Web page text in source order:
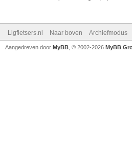
Ligfietsers.nl Naar boven Archiefmodus
Aangedreven door MyBB , © 2002-2026 MyBB